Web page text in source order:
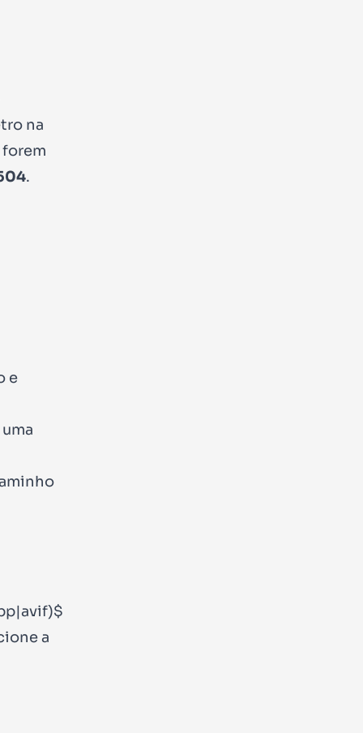
na
.
e
a